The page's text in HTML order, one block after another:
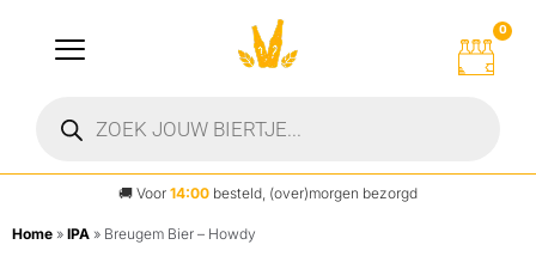
0
🚚 Voor 14:00 besteld, (over)morgen bezorgd
Home » IPA » Breugem Bier – Howdy